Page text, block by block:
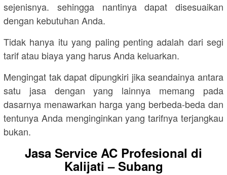
sejenisnya. sehingga nantinya dapat disesuaikan
dengan kebutuhan Anda.
Tidak hanya itu yang paling penting adalah dari segi
tarif atau biaya yang harus Anda keluarkan.
Mengingat tak dapat dipungkiri jika seandainya antara
satu jasa dengan yang lainnya memang pada
dasarnya menawarkan harga yang berbeda-beda dan
tentunya Anda menginginkan yang tarifnya terjangkau
bukan.
Jasa Service AC Profesional di
Kalijati – Subang